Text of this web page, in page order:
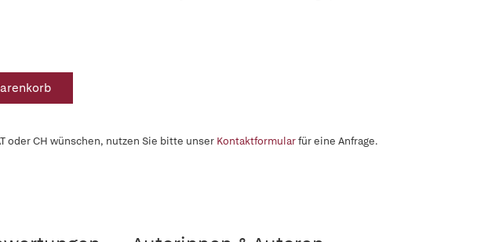
oder CH wünschen, nutzen Sie bitte unser Kontaktformularfür eine Anfrage.